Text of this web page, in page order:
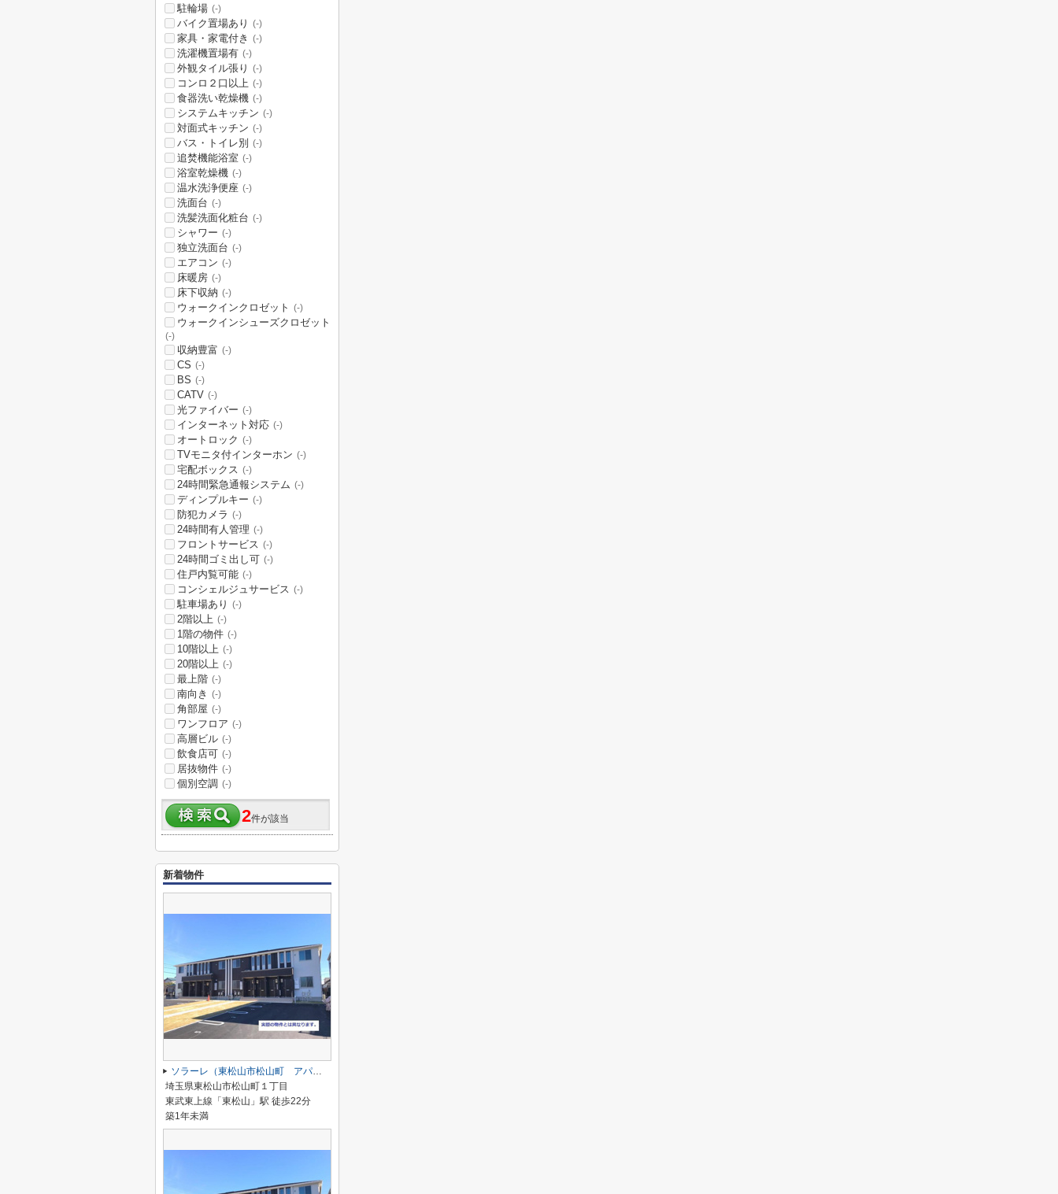
駐輪場 (-)
バイク置場あり (-)
家具・家電付き (-)
洗濯機置場有 (-)
外観タイル張り (-)
コンロ２口以上 (-)
食器洗い乾燥機 (-)
システムキッチン (-)
対面式キッチン (-)
バス・トイレ別 (-)
追焚機能浴室 (-)
浴室乾燥機 (-)
温水洗浄便座 (-)
洗面台 (-)
洗髪洗面化粧台 (-)
シャワー (-)
独立洗面台 (-)
エアコン (-)
床暖房 (-)
床下収納 (-)
ウォークインクロゼット (-)
ウォークインシューズクロゼット
(-)
収納豊富 (-)
CS (-)
BS (-)
CATV (-)
光ファイバー (-)
インターネット対応 (-)
オートロック (-)
TVモニタ付インターホン (-)
宅配ボックス (-)
24時間緊急通報システム (-)
ディンプルキー (-)
防犯カメラ (-)
24時間有人管理 (-)
フロントサービス (-)
24時間ゴミ出し可 (-)
住戸内覧可能 (-)
コンシェルジュサービス (-)
駐車場あり (-)
2階以上 (-)
1階の物件 (-)
10階以上 (-)
20階以上 (-)
最上階 (-)
南向き (-)
角部屋 (-)
ワンフロア (-)
高層ビル (-)
飲食店可 (-)
居抜物件 (-)
個別空調 (-)
2件が該当
新着物件
ソラーレ（東松山市松山町 アパートⅡ期新築工事）
埼玉県東松山市松山町１丁目
東武東上線「東松山」駅 徒歩22分
築1年未満